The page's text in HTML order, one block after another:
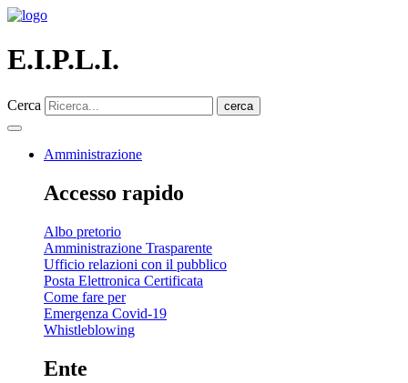
E.I.P.L.I.
Cerca cerca
Amministrazione
Accesso rapido
Albo pretorio
Amministrazione Trasparente
Ufficio relazioni con il pubblico
Posta Elettronica Certificata
Come fare per
Emergenza Covid-19
Whistleblowing
Ente